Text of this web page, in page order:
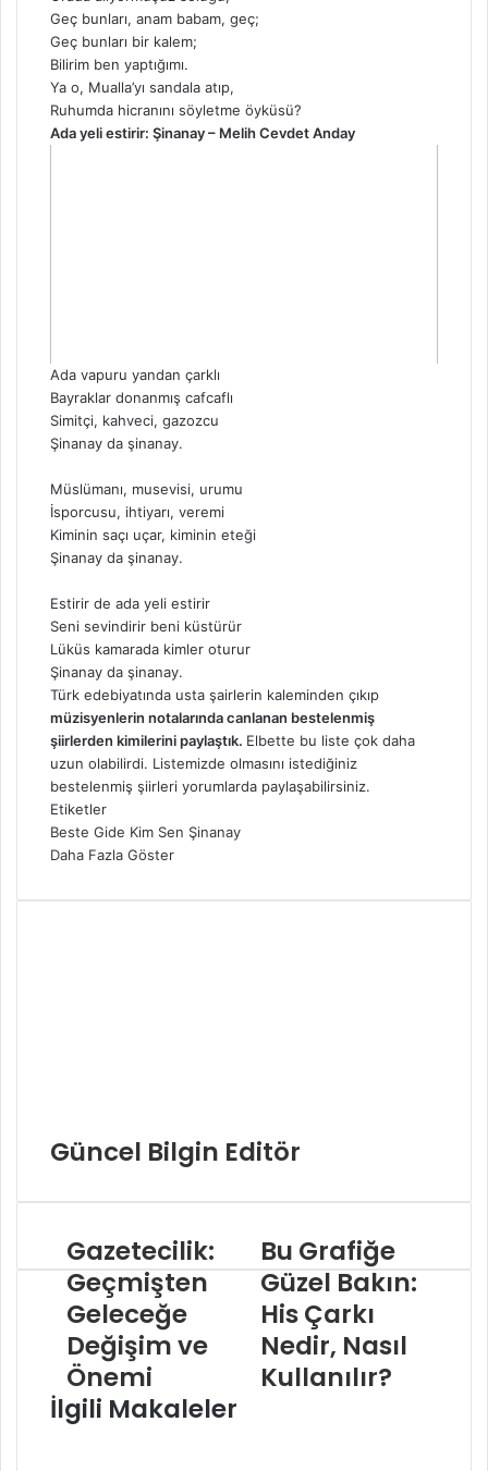
Geç bunları, anam babam, geç;
Geç bunları bir kalem;
Bilirim ben yaptığımı.
Ya o, Mualla’yı sandala atıp,
Ruhumda hicranını söyletme öyküsü?
Ada yeli estirir: Şinanay – Melih Cevdet Anday
Ada vapuru yandan çarklı
Bayraklar donanmış cafcaflı
Simitçi, kahveci, gazozcu
Şinanay da şinanay.
Müslümanı, musevisi, urumu
İsporcusu, ihtiyarı, veremi
Kiminin saçı uçar, kiminin eteği
Şinanay da şinanay.
Estirir de ada yeli estirir
Seni sevindirir beni küstürür
Lüküs kamarada kimler oturur
Şinanay da şinanay.
Türk edebiyatında usta şairlerin kaleminden çıkıp
müzisyenlerin notalarında canlanan bestelenmiş
şiirlerden kimilerini paylaştık. Elbette bu liste çok daha
uzun olabilirdi. Listemizde olmasını istediğiniz
bestelenmiş şiirleri yorumlarda paylaşabilirsiniz.
Etiketler
Beste Gide Kim Sen Şinanay
Daha Fazla Göster
Güncel Bilgin Editör
Gazetecilik:
Geçmişten
Geleceğe
Değişim ve
Önemi
Bu Grafiğe
Güzel Bakın:
His Çarkı
Nedir, Nasıl
Kullanılır?
İlgili Makaleler